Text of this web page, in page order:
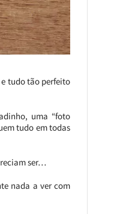
tudo tão perfeito
uma “foto
tudo em todas
ser…
nada a ver com